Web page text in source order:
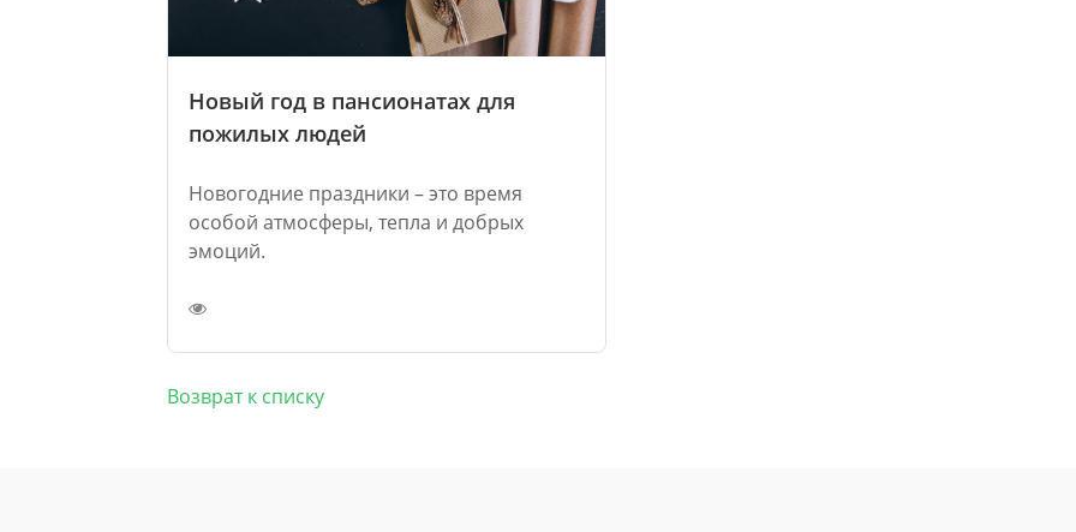
Новый год в пансионатах для
пожилых людей
Новогодние праздники – это время
особой атмосферы, тепла и добрых
эмоций.
Возврат к списку